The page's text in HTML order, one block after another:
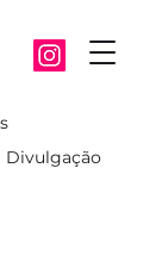
Divulgação